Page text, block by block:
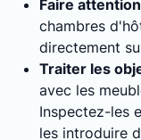
Faire
chambres
directement
Traiter les
avec les
Inspectez-les
les introduire